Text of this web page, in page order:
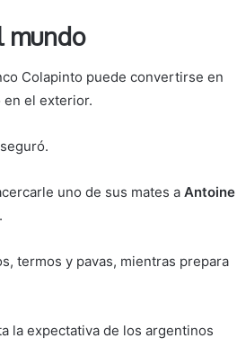
mundo
Colapinto puede convertirse en
el exterior.
uno de sus mates aAntoine
termos y pavas, mientras prepara
la expectativa de los argentinos